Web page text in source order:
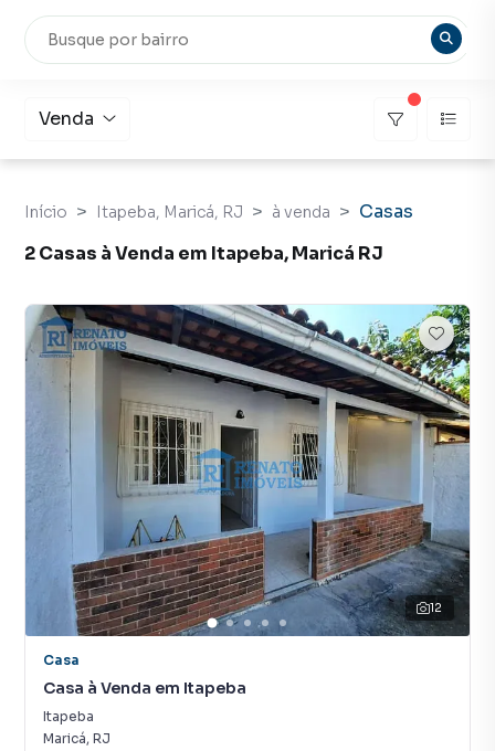
Venda
Início Itapeba, Maricá, RJ à venda
Casas
2 Casas à Venda em Itapeba, Maricá RJ
12
Casa
Casa à Venda em Itapeba
Itapeba
Maricá, RJ